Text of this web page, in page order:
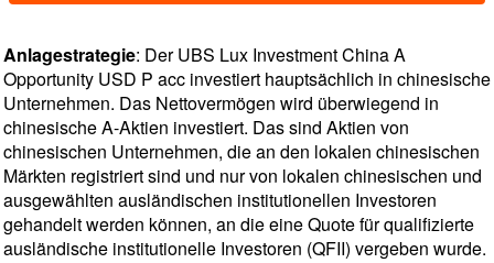
Anlagestrategie: Der UBS Lux Investment China A
Opportunity USD P acc investiert hauptsächlich in chinesische
Unternehmen. Das Nettovermögen wird überwiegend in
chinesische A-Aktien investiert. Das sind Aktien von
chinesischen Unternehmen, die an den lokalen chinesischen
Märkten registriert sind und nur von lokalen chinesischen und
ausgewählten ausländischen institutionellen Investoren
gehandelt werden können, an die eine Quote für qualifizierte
ausländische institutionelle Investoren (QFII) vergeben wurde.